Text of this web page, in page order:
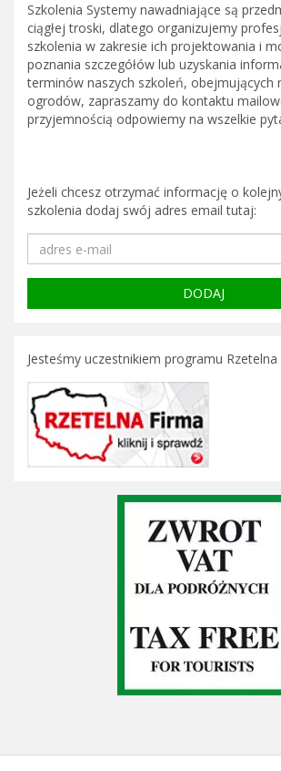
Szkolenia Systemy nawadniające są
ciągłej troski, dlatego organizujemy
szkolenia w zakresie ich projektowania i
poznania szczegółów lub uzyskania
terminów naszych szkoleń, obejmujących
ogrodów, zapraszamy do kontaktu
przyjemnością odpowiemy na wszelkie
Jeżeli chcesz otrzymać informację o
szkolenia dodaj swój adres email tutaj:
Jesteśmy uczestnikiem programu Rzetelna